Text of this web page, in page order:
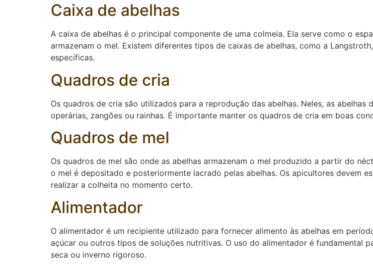
Caixa de abelhas
A caixa de abelhas é o principal componente de uma colmeia. Ela serve como o
armazenam o mel. Existem diferentes tipos de caixas de abelhas, como a
específicas.
Quadros de cria
Os quadros de cria são utilizados para a reprodução das abelhas. Neles, as
operárias, zangões ou rainhas. É importante manter os quadros de cria em boas
Quadros de mel
Os quadros de mel são onde as abelhas armazenam o mel produzido a partir do
o mel é depositado e posteriormente lacrado pelas abelhas. Os apicultores devem
realizar a colheita no momento certo.
Alimentador
O alimentador é um recipiente utilizado para fornecer alimento às abelhas em
açúcar ou outros tipos de soluções nutritivas. O uso do alimentador é fundamental
seca ou inverno rigoroso.